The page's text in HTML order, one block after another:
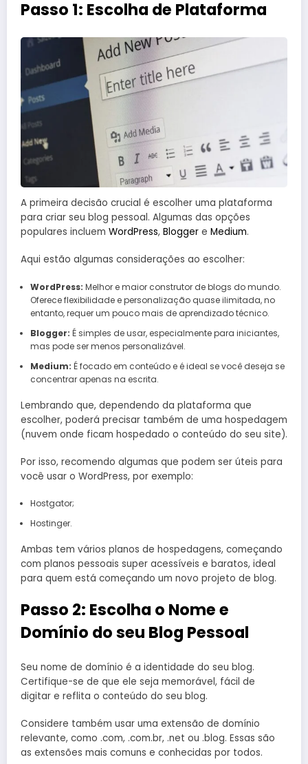
Passo 1: Escolha de Plataforma
A primeira decisão crucial é escolher uma plataforma
para criar seu blog pessoal. Algumas das opções
populares incluem WordPress, Blogger e Medium.
Aqui estão algumas considerações ao escolher:
WordPress: Melhor e maior construtor de blogs do mundo.
Oferece flexibilidade e personalização quase ilimitada, no
entanto, requer um pouco mais de aprendizado técnico.
Blogger: É simples de usar, especialmente para iniciantes,
mas pode ser menos personalizável.
Medium: É focado em conteúdo e é ideal se você deseja se
concentrar apenas na escrita.
Lembrando que, dependendo da plataforma que
escolher, poderá precisar também de uma hospedagem
(nuvem onde ficam hospedado o conteúdo do seu site).
Por isso, recomendo algumas que podem ser úteis para
você usar o WordPress, por exemplo:
Hostgator;
Hostinger.
Ambas tem vários planos de hospedagens, começando
com planos pessoais super acessíveis e baratos, ideal
para quem está começando um novo projeto de blog.
Passo 2: Escolha o Nome e
Domínio do seu Blog Pessoal
Seu nome de domínio é a identidade do seu blog.
Certifique-se de que ele seja memorável, fácil de
digitar e reflita o conteúdo do seu blog.
Considere também usar uma extensão de domínio
relevante, como .com, .com.br, .net ou .blog. Essas são
as extensões mais comuns e conhecidas por todos.